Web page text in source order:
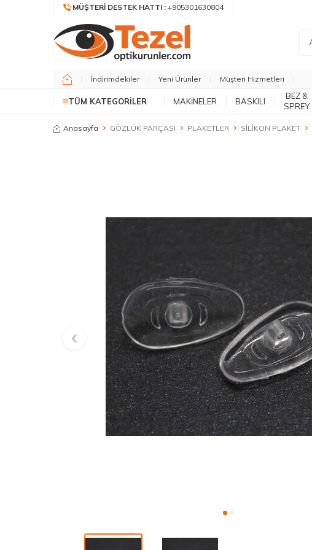
MÜŞTERI DESTEK HATTI : +905301630804
İndirimdekiler Yeni Ürünler Müşteri Hizmetleri
TÜM KATEGORILER MAKİNELER BASKILI
BEZ &
SPREY
Anasayfa GÖZLÜK PARÇASI PLAKETLER SİLİKON PLAKET